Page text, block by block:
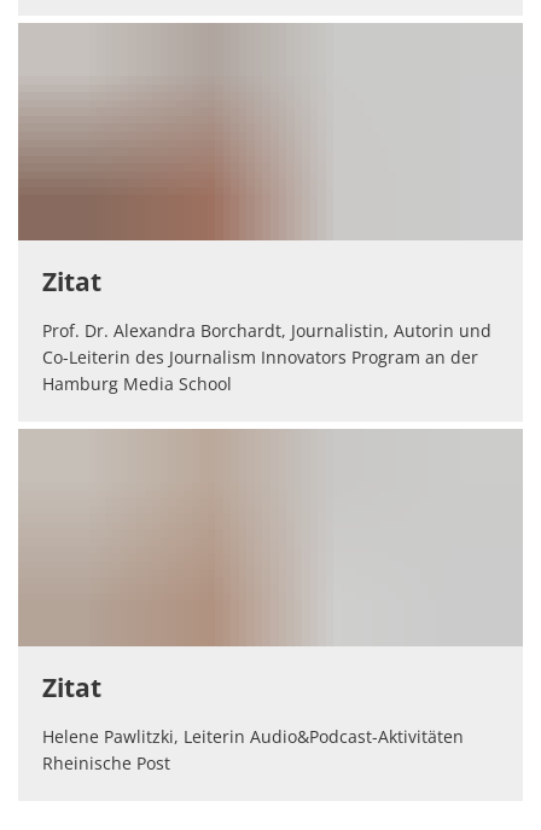
Zitat
Prof. Dr. Alexandra Borchardt, Journalistin, Autorin und
Co-Leiterin des Journalism Innovators Program an der
Hamburg Media School
Zitat
Helene Pawlitzki, Leiterin Audio&Podcast-Aktivitäten
Rheinische Post